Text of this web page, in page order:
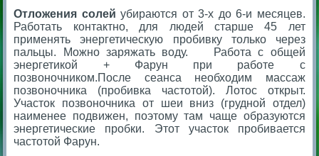
Отложения солей убираются от 3-х до 6-и месяцев.
Работать контактно, для людей старше 45 лет
применять энергетическую пробивку только через
пальцы. Можно заряжать воду. Работа с общей
энергетикой + Фарун при работе с
позвоночником.После сеанса необходим массаж
позвоночника (пробивка частотой). Лотос открыт.
Участок позвоночника от шеи вниз (грудной отдел)
наименее подвижен, поэтому там чаще образуются
энергетические пробки. Этот участок пробивается
частотой Фарун.